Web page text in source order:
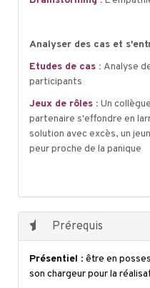
Analyser des cas et
Etudes de cas : Analyse
participants
Jeux de rôles : Un
partenaire s'effondre en
solution avec excès, un
peur proche de la panique
Prérequis
Présentiel : être en
son chargeur pour la